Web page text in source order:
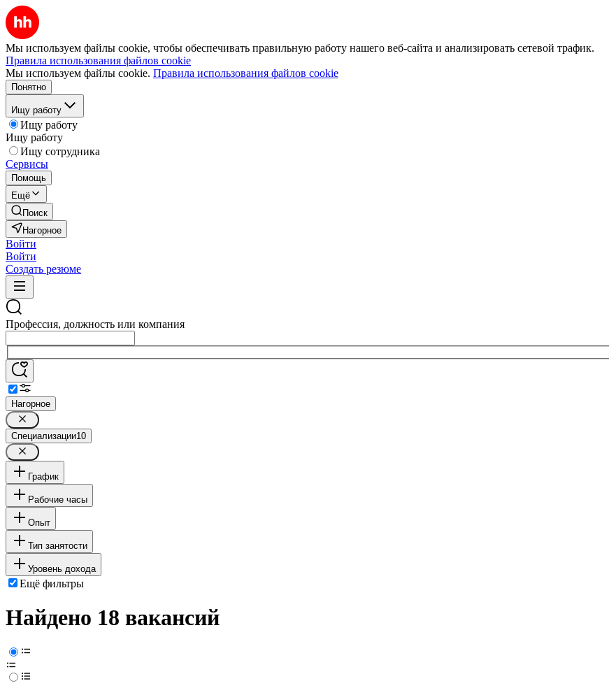
Мы используем файлы cookie, чтобы обеспечивать правильную работу нашего веб-сайта и анализировать сетевой трафик.
Правила использования файлов cookie
Мы используем файлы cookie. Правила использования файлов cookie
Понятно
Ищу работу
Ищу работу
Ищу работу
Ищу сотрудника
Сервисы
Помощь
Ещё
Поиск
Нагорное
Войти
Войти
Создать резюме
Профессия, должность или компания
Нагорное
Специализации10
График
Рабочие часы
Опыт
Тип занятости
Уровень дохода
Ещё фильтры
Найдено 18 вакансий